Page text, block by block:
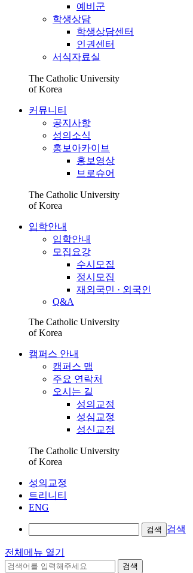
예비군
학생상담
학생상담센터
인권센터
서식자료실
The Catholic University
of Korea
커뮤니티
공지사항
성의소식
홍보아카이브
홍보영상
브로슈어
The Catholic University
of Korea
입학안내
입학안내
모집요강
수시모집
정시모집
재외국민 · 외국인
Q&A
The Catholic University
of Korea
캠퍼스 안내
캠퍼스 맵
주요 연락처
오시는 길
성의교정
성심교정
성신교정
The Catholic University
of Korea
성의교정
트리니티
ENG
검색 검색
전체메뉴 열기
검색